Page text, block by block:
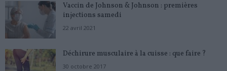
Vaccin de Johnson & Johnson : premières
injections samedi
22 avril 2021
Déchirure musculaire à la cuisse : que faire ?
30 octobre 2017